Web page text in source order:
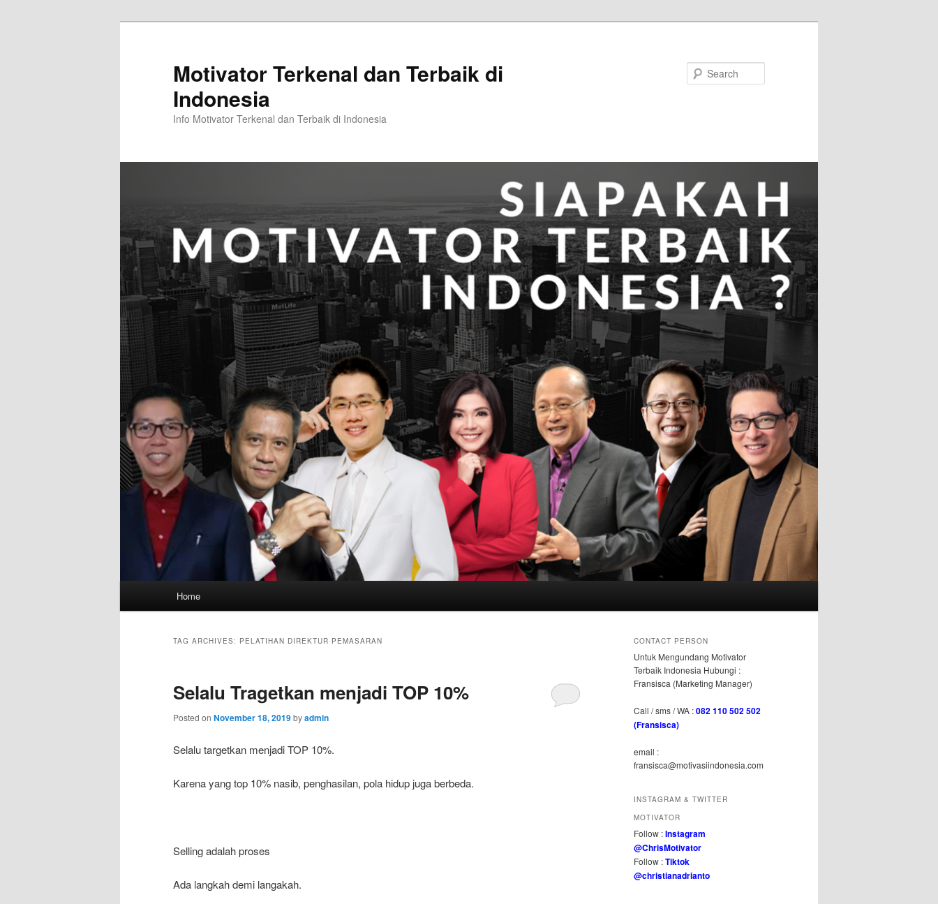
Motivator Terkenal dan Terbaik di
Indonesia
Info Motivator Terkenal dan Terbaik di Indonesia
Home
TAG ARCHIVES: PELATIHAN DIREKTUR PEMASARAN
Selalu Tragetkan menjadi TOP 10%
Posted on November 18, 2019byadmin
Selalu targetkan menjadi TOP 10%.
Karena yang top 10% nasib, penghasilan, pola hidup juga berbeda.
Selling adalah proses
Ada langkah demi langakah.
CONTACT PERSON
Untuk Mengundang Motivator
Terbaik Indonesia Hubungi :
Fransisca (Marketing Manager)
Call / sms / WA :082 110 502 502
(Fransisca)
email :
fransisca@motivasiindonesia.com
INSTAGRAM & TWITTER
MOTIVATOR
Follow :Instagram
@ChrisMotivator
Follow :Tiktok
@christianadrianto